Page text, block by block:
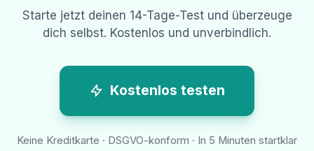
Starte jetzt deinen 14-Tage-Test und überzeuge
dich selbst. Kostenlos und unverbindlich.
Kostenlos testen
Keine Kreditkarte · DSGVO-konform · In 5 Minuten startklar